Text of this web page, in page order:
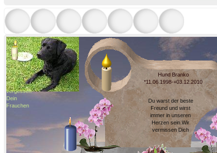
Hund Branko
*11.06.1998-+03.12.2010
Du warst der beste
Freund und wirst
immer in unseren
Herzen sein.Wir
vermissen Dich
Mein
lieber
Branko
ich
habe
dich
nicht
vergessen
Dein
Frauchen